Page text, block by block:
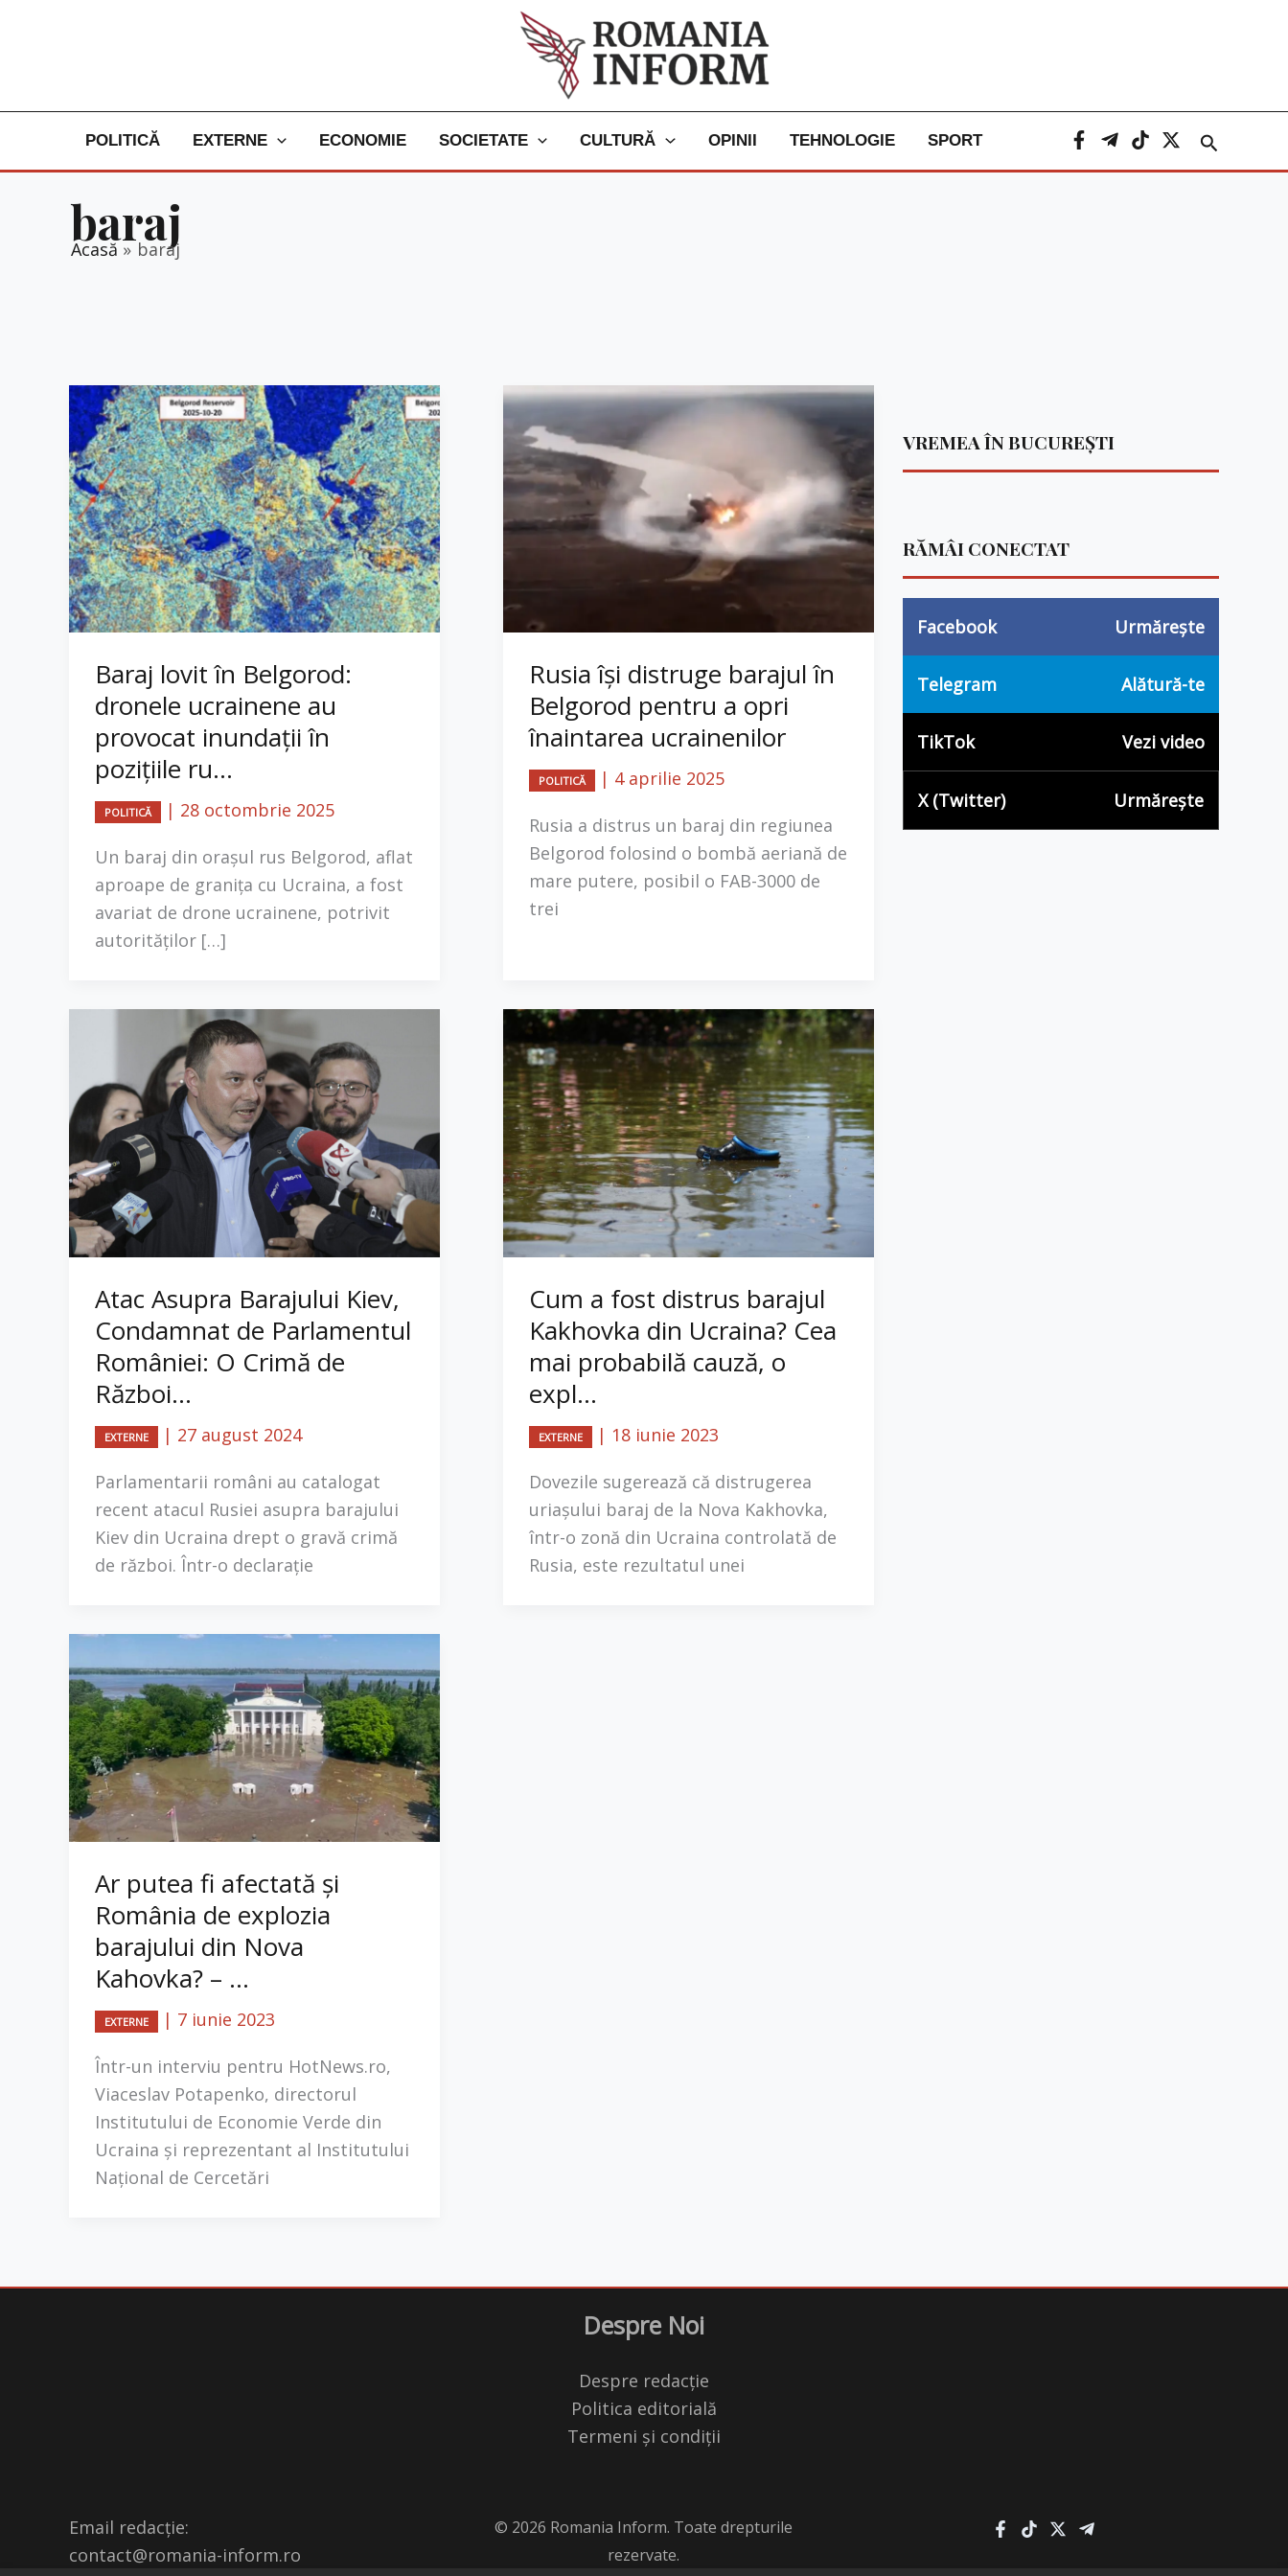
POLITICĂ EXTERNE ECONOMIE SOCIETATE CULTURĂ OPINII TEHNOLOGIE SPORT Caută
baraj
Acasă baraj
Baraj lovit în Belgorod:
dronele ucrainene au
provocat inundații în
pozițiile ru...
POLITICĂ | 28 octombrie 2025
Un baraj din orașul rus Belgorod, aflat
aproape de granița cu Ucraina, a fost
avariat de drone ucrainene, potrivit
autorităților […]
Rusia își distruge barajul în
Belgorod pentru a opri
înaintarea ucrainenilor
POLITICĂ | 4 aprilie 2025
Rusia a distrus un baraj din regiunea
Belgorod folosind o bombă aeriană de
mare putere, posibil o FAB-3000 de
trei
Atac Asupra Barajului Kiev,
Condamnat de Parlamentul
României: O Crimă de
Război...
EXTERNE | 27 august 2024
Parlamentarii români au catalogat
recent atacul Rusiei asupra barajului
Kiev din Ucraina drept o gravă crimă
de război. Într-o declarație
Cum a fost distrus barajul
Kakhovka din Ucraina? Cea
mai probabilă cauză, o
expl...
EXTERNE | 18 iunie 2023
Dovezile sugerează că distrugerea
uriaşului baraj de la Nova Kakhovka,
într-o zonă din Ucraina controlată de
Rusia, este rezultatul unei
Ar putea fi afectată și
România de explozia
barajului din Nova
Kahovka? – ...
EXTERNE | 7 iunie 2023
​Într-un interviu pentru HotNews.ro,
Viaceslav Potapenko, directorul
Institutului de Economie Verde din
Ucraina și reprezentant al Institutului
Național de Cercetări
VREMEA ÎN BUCUREȘTI
RĂMÂI CONECTAT
Facebook Urmărește
Telegram Alătură-te
TikTok Vezi video
X (Twitter) Urmărește
Despre Noi
Despre redacție
Politica editorială
Termeni și condiții
Email redacție:
contact@romania-inform.ro
© 2026 Romania Inform. Toate drepturile
rezervate.